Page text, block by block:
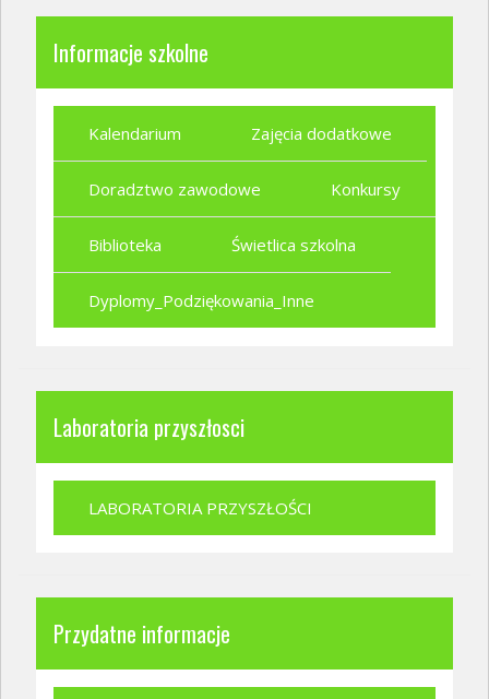
Informacje szkolne
Kalendarium Zajęcia dodatkowe
Doradztwo zawodowe Konkursy
Biblioteka Świetlica szkolna
Dyplomy_Podziękowania_Inne
Laboratoria przyszłosci
LABORATORIA PRZYSZŁOŚCI
Przydatne informacje